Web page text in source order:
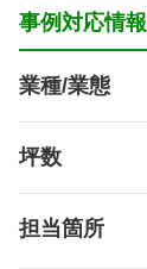
事例対応情報
業種/業態
坪数
担当箇所